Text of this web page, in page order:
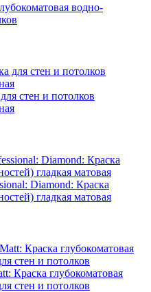
водно-
стен и потолков
Diamond: Краска
гладкая матовая
Краска глубокоматовая
стен и потолков